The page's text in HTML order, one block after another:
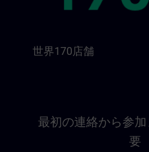
世界170店舗
最初の連絡から参
要